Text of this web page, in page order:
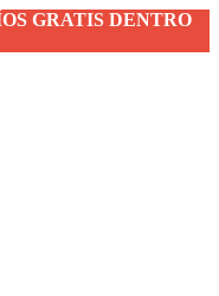
GRATIS DENTRO